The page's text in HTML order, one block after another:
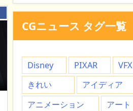
CGニュース タグ一覧
Disney PIXAR
VFX
きれい
アイディア
アニメーション
アート